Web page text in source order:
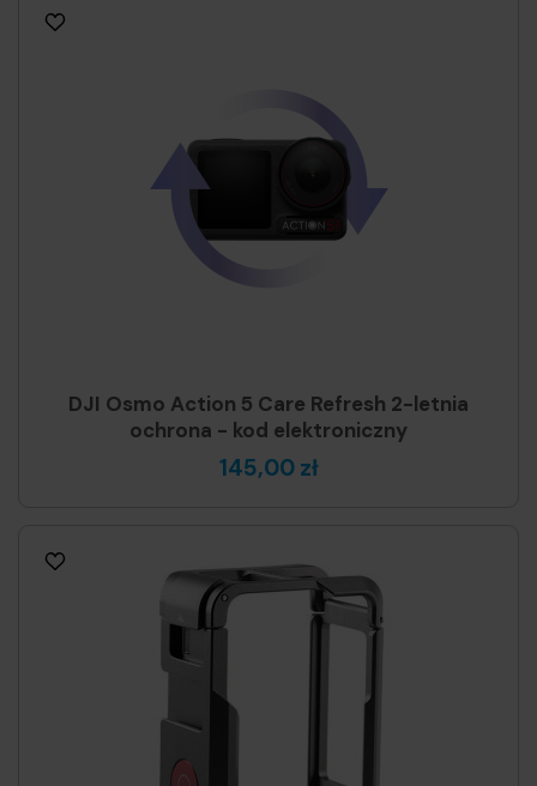
DJI Osmo Action 5 Care Refresh 2-letnia
ochrona - kod elektroniczny
145,00 zł